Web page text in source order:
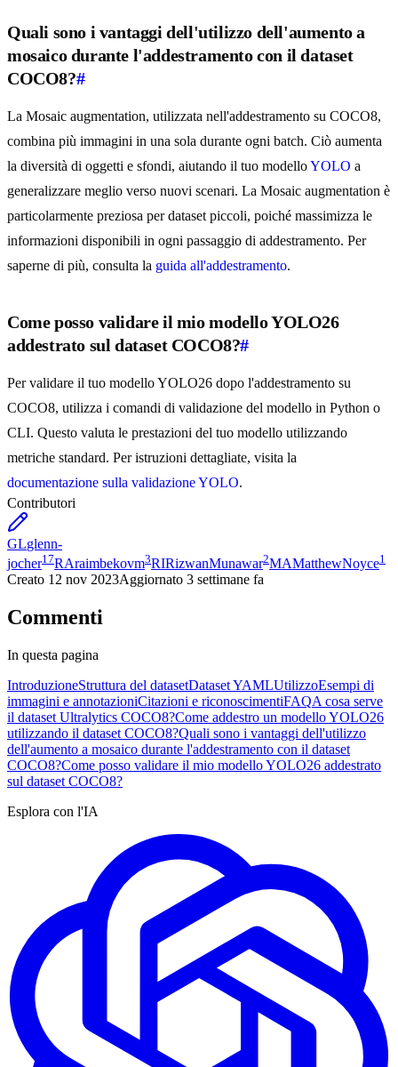
Quali sono i vantaggi dell'utilizzo dell'aumento a
mosaico durante l'addestramento con il dataset
COCO8?#
La Mosaic augmentation, utilizzata nell'addestramento su COCO8,
combina più immagini in una sola durante ogni batch. Ciò aumenta
la diversità di oggetti e sfondi, aiutando il tuo modelloYOLO a
generalizzare meglio verso nuovi scenari. La Mosaic augmentation è
particolarmente preziosa per dataset piccoli, poiché massimizza le
informazioni disponibili in ogni passaggio di addestramento. Per
saperne di più, consulta la guida all'addestramento.
Come posso validare il mio modello YOLO26
addestrato sul dataset COCO8?#
Per validare il tuo modello YOLO26 dopo l'addestramento su
COCO8, utilizza i comandi di validazione del modello in Python o
CLI. Questo valuta le prestazioni del tuo modello utilizzando
metriche standard. Per istruzioni dettagliate, visita la
documentazione sulla validazione YOLO.
Contributori
GLglenn-
jocher17RAraimbekovm3RIRizwanMunawar2MAMatthewNoyce1
Creato 12 nov 2023Aggiornato 3 settimane fa
Commenti
In questa pagina
IntroduzioneStruttura del datasetDataset YAMLUtilizzoEsempi di
immagini e annotazioniCitazioni e riconoscimentiFAQA cosa serve
il dataset Ultralytics COCO8?Come addestro un modello YOLO26
utilizzando il dataset COCO8?Quali sono i vantaggi dell'utilizzo
dell'aumento a mosaico durante l'addestramento con il dataset
COCO8?Come posso validare il mio modello YOLO26 addestrato
sul dataset COCO8?
Esplora con l'IA